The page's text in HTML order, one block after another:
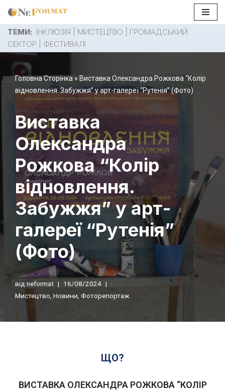
Перейти
до
вмісту
ТЕМИ: ІНКЛЮЗІЯ МИСТЕЦТВО
ГРОМАДСЬКИЙ
СЕКТОР
ФЕСТИВАЛІ
Головна Сторінка » Виставка Олександра Рожкова “Колір
відновлення. Забужжя” у арт-галереї “Рутенія” (Фото)
Виставка
Олександра
Рожкова “Колір
відновлення.
Забужжя” у арт-
галереї “Рутенія”
(Фото)
від neformat
16/08/2024
Мистецтво, Новини, Фоторепортаж
ЩО?
ВИСТАВКА ОЛЕКСАНДРА РОЖКОВА “КОЛІР